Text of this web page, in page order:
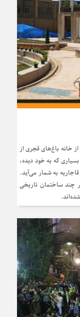
از خانه باغ‌های قجری از
بسیاری که به خود دیده،
به شمار می‌آید.
چند ساختمان تاریخی